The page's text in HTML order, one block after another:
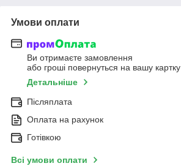
Умови оплати
Ви отримаєте замовлення
або гроші повернуться на вашу картку
Детальніше
Післяплата
Оплата на рахунок
Готівкою
Всі умови оплати